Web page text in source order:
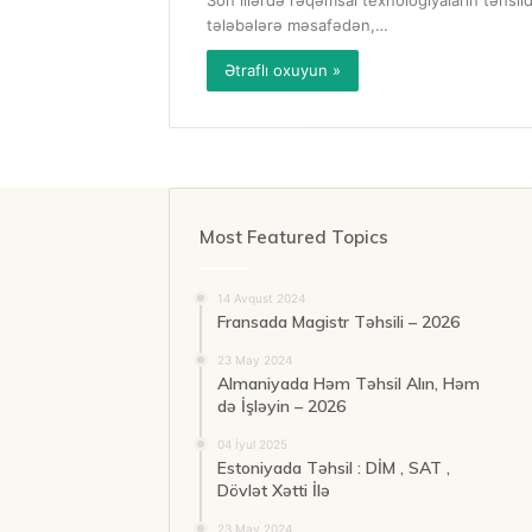
tələbələrə məsafədən,…
Ətraflı oxuyun »
Most Featured Topics
14 Avqust 2024
Fransada Magistr Təhsili – 2026
23 May 2024
Almaniyada Həm Təhsil Alın, Həm
də İşləyin – 2026
04 İyul 2025
Estoniyada Təhsil : DİM , SAT ,
Dövlət Xətti İlə
23 May 2024